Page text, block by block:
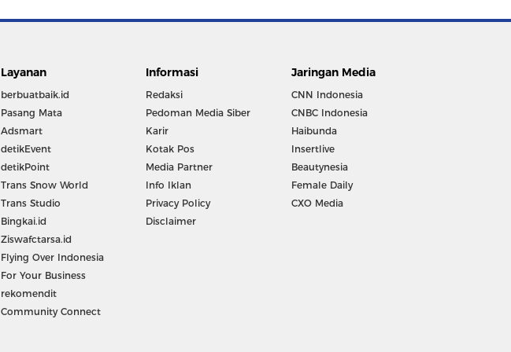
Layanan
berbuatbaik.id
Pasang Mata
Adsmart
detikEvent
detikPoint
Trans Snow World
Trans Studio
Bingkai.id
Ziswafctarsa.id
Flying Over Indonesia
For Your Business
rekomendit
Community Connect
Informasi
Redaksi
Pedoman Media Siber
Karir
Kotak Pos
Media Partner
Info Iklan
Privacy Policy
Disclaimer
Jaringan Media
CNN Indonesia
CNBC Indonesia
Haibunda
Insertlive
Beautynesia
Female Daily
CXO Media